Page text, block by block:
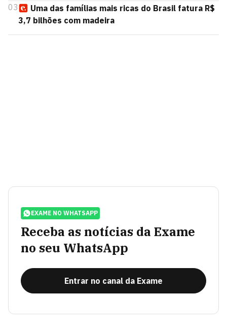
03
Uma das famílias mais ricas do Brasil fatura R$
3,7 bilhões com madeira
EXAME NO WHATSAPP
Receba as notícias da Exame
no seu WhatsApp
Entrar no canal da Exame